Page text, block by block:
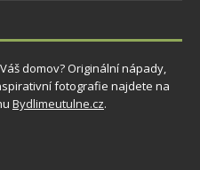
domov? Originální nápady,
fotografie najdete na
Bydlimeutulne.cz.